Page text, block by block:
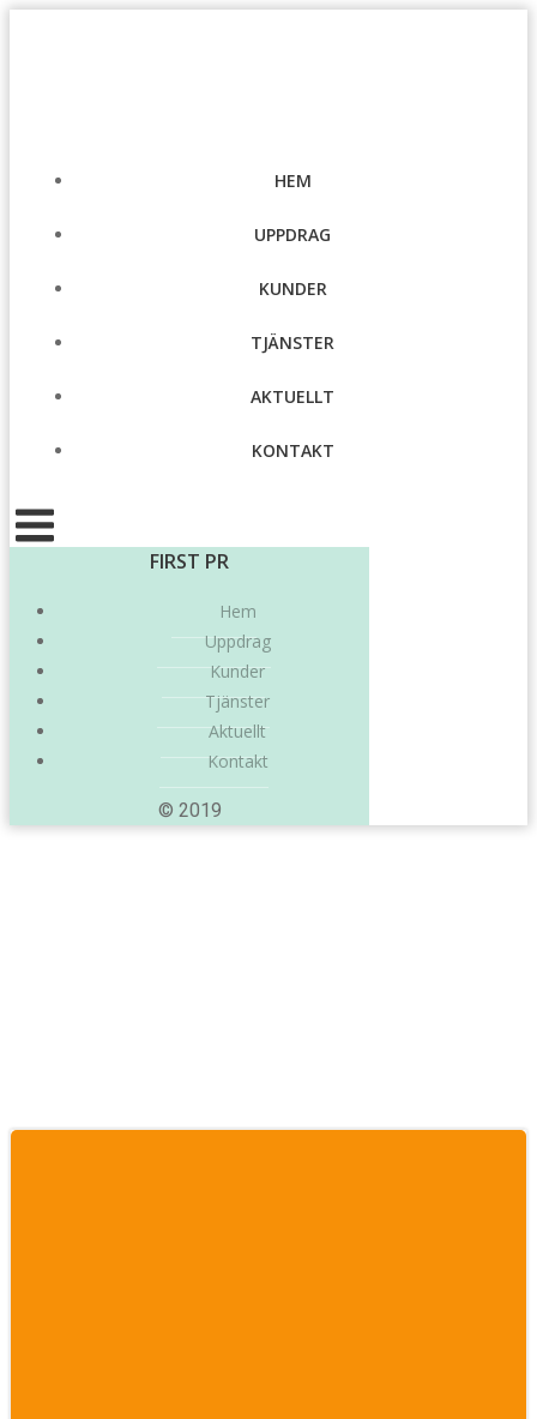
HEM
UPPDRAG
KUNDER
TJÄNSTER
AKTUELLT
KONTAKT
FIRST PR
Hem
Uppdrag
Kunder
Tjänster
Aktuellt
Kontakt
© 2019